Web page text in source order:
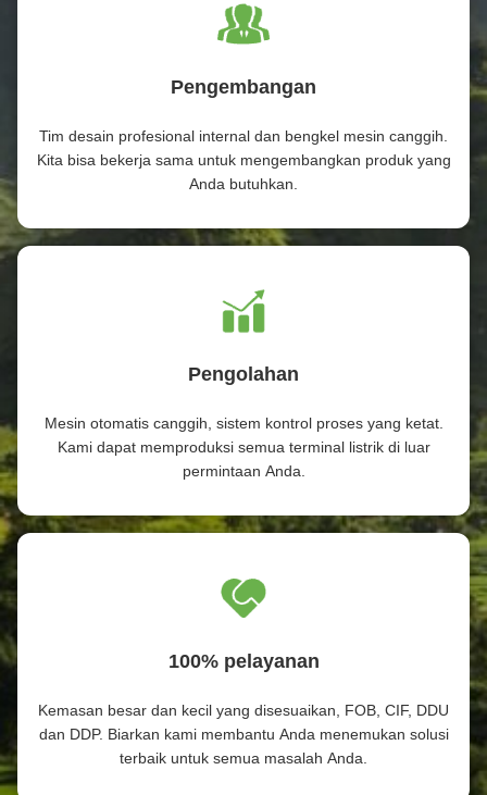
Pengembangan
Tim desain profesional internal dan bengkel mesin canggih.
Kita bisa bekerja sama untuk mengembangkan produk yang
Anda butuhkan.
Pengolahan
Mesin otomatis canggih, sistem kontrol proses yang ketat.
Kami dapat memproduksi semua terminal listrik di luar
permintaan Anda.
100% pelayanan
Kemasan besar dan kecil yang disesuaikan, FOB, CIF, DDU
dan DDP. Biarkan kami membantu Anda menemukan solusi
terbaik untuk semua masalah Anda.